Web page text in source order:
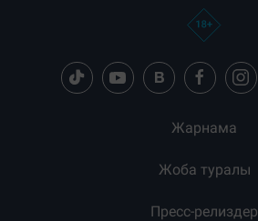
Жарнама
Жоба туралы
Пресс-релиздер